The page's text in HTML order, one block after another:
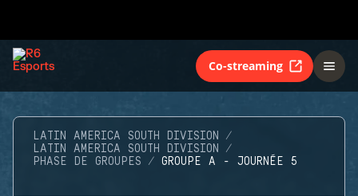
Co-streaming
LATIN AMERICA SOUTH DIVISION
LATIN AMERICA SOUTH DIVISION
PHASE DE GROUPES
GROUPE A - JOURNÉE 5